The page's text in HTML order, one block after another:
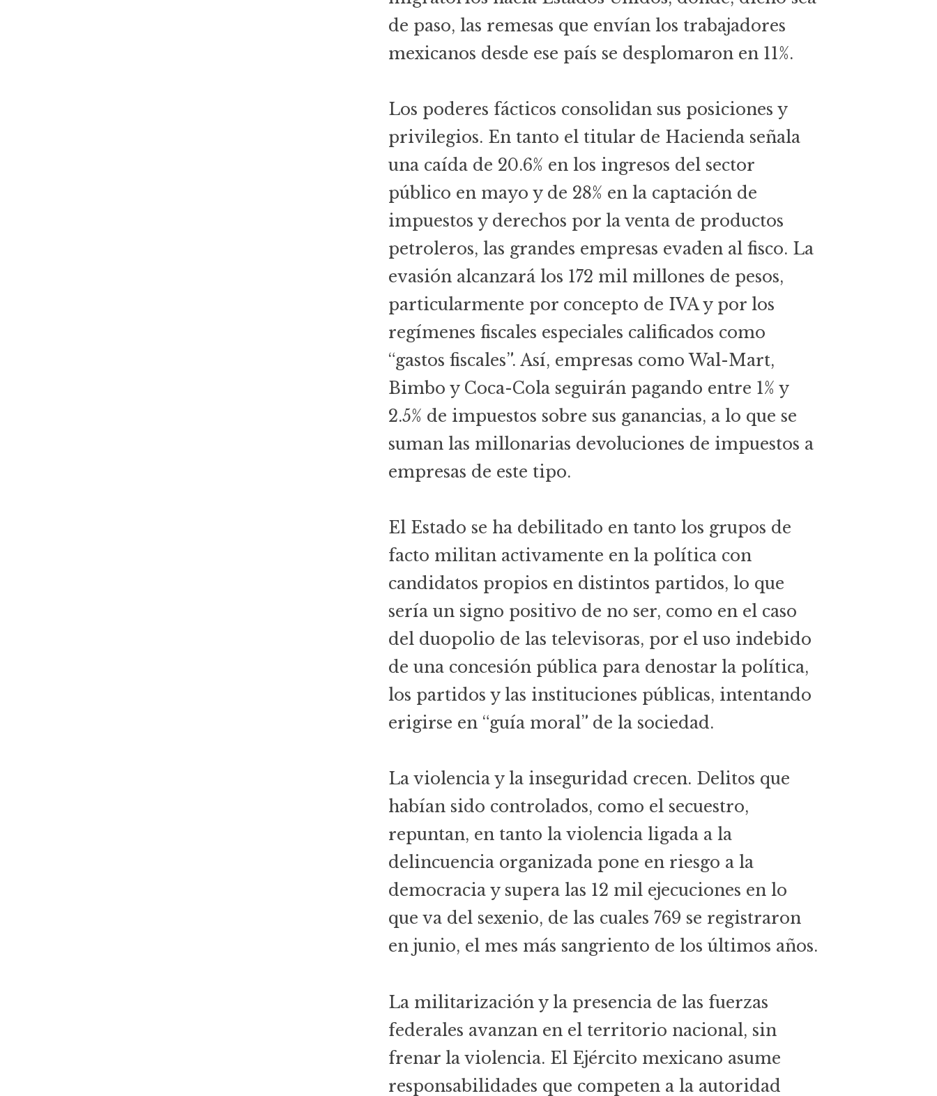
de paso, las remesas que envían los trabajadores
mexicanos desde ese país se desplomaron en 11%.
Los poderes fácticos consolidan sus posiciones y
privilegios. En tanto el titular de Hacienda señala
una caída de 20.6% en los ingresos del sector
público en mayo y de 28% en la captación de
impuestos y derechos por la venta de productos
petroleros, las grandes empresas evaden al fisco. La
evasión alcanzará los 172 mil millones de pesos,
particularmente por concepto de IVA y por los
regímenes fiscales especiales calificados como
“gastos fiscales”. Así, empresas como Wal-Mart,
Bimbo y Coca-Cola seguirán pagando entre 1% y
2.5% de impuestos sobre sus ganancias, a lo que se
suman las millonarias devoluciones de impuestos a
empresas de este tipo.
El Estado se ha debilitado en tanto los grupos de
facto militan activamente en la política con
candidatos propios en distintos partidos, lo que
sería un signo positivo de no ser, como en el caso
del duopolio de las televisoras, por el uso indebido
de una concesión pública para denostar la política,
los partidos y las instituciones públicas, intentando
erigirse en “guía moral” de la sociedad.
La violencia y la inseguridad crecen. Delitos que
habían sido controlados, como el secuestro,
repuntan, en tanto la violencia ligada a la
delincuencia organizada pone en riesgo a la
democracia y supera las 12 mil ejecuciones en lo
que va del sexenio, de las cuales 769 se registraron
en junio, el mes más sangriento de los últimos años.
La militarización y la presencia de las fuerzas
federales avanzan en el territorio nacional, sin
frenar la violencia. El Ejército mexicano asume
responsabilidades que competen a la autoridad